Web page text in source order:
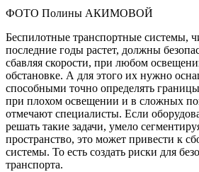
ФОТО Полины АКИМОВОЙ
Беспилотные транспортные системы,
последние годы растет, должны
сбавляя скорости, при любом
обстановке. А для этого их нужно
способными точно определять
при плохом освещении и в сложных
отмечают специалисты. Если
решать такие задачи, умело
пространство, это может привести к
системы. То есть создать риски для
транспорта.